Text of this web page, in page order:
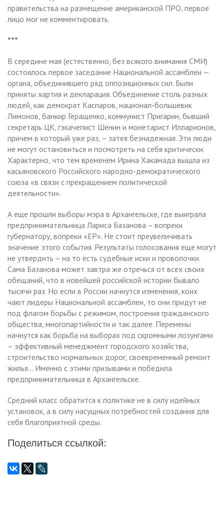
правительства на размещение американской ПРО, первое
лицо мог не комментировать.
***
В середине мая (естественно, без всякого внимания СМИ)
состоялось первое заседание Национальной ассамблеи —
органа, объединившего ряд оппозиционных сил. Были
приняты хартия и декларация. Объединение столь разных
людей, как демократ Каспаров, национал-большевик
Лимонов, банкир Геращенко, коммунист Пригарин, бывший
секретарь ЦК, гэкачепист Шенин и монетарист Илларионов,
причем в который уже раз, – затея безнадежная. Эти люди
не могут остановиться и посмотреть на себя критически.
Характерно, что тем временем Ирина Хакамада вышла из
касьяновского Российского народно-демократического
союза «в связи с прекращением политической
деятельности».
А еще прошли выборы мэра в Архангельске, где выиграла
предпринимательница Лариса Базанова – вопреки
губернатору, вопреки «ЕР». Не стоит преувеличивать
значение этого события. Результаты голосования еще могут
не утвердить – на то есть судебные иски и проволочки.
Сама Базанова может завтра же отречься от всех своих
обещаний, что в новейшей российской истории бывало
тысячи раз. Но если в России начнутся изменения, коих
чают лидеры Национальной ассамблеи, то они придут не
под флагом борьбы с режимом, построения гражданского
общества, многопартийности и так далее. Перемены
начнутся как борьба на выборах под скромными лозунгами
– эффективный менеджмент городского хозяйства,
строительство нормальных дорог, своевременный ремонт
жилья… Именно с этими призывами и победила
предпринимательница в Архангельске.
Средний класс обратится к политике не в силу идейных
установок, а в силу насущных потребностей создания для
себя благоприятной среды.
Поделиться ссылкой: